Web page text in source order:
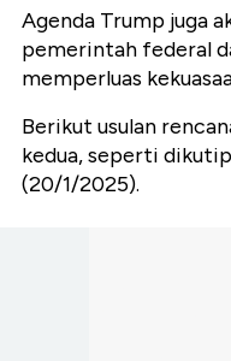
Agenda Trump juga
pemerintah federal
memperluas
Berikut usulan
kedua, seperti
(20/1/2025).